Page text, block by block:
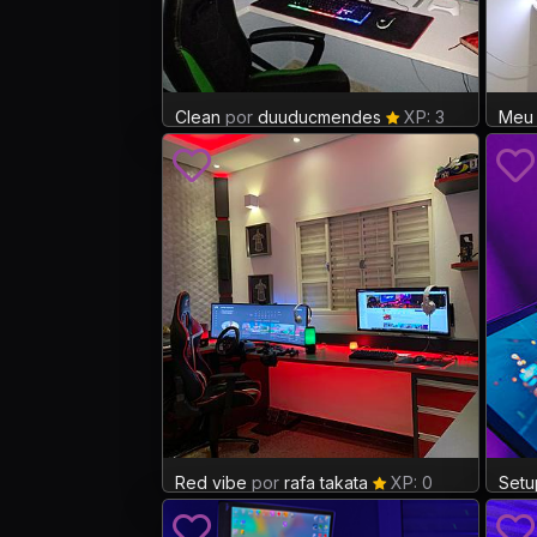
Clean por duuducmendes XP: 3
Red vibe por rafa takata XP: 0